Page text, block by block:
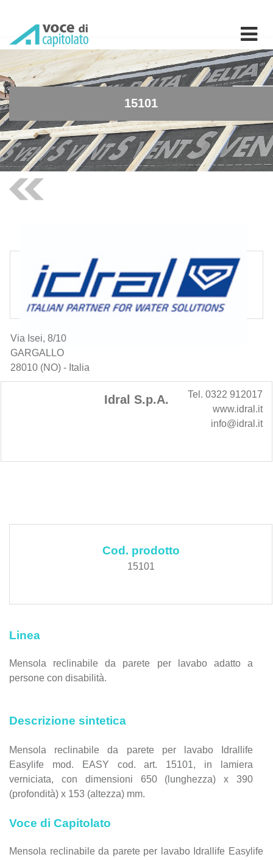
15101
Idral S.p.A.
Via Isei, 8/10
GARGALLO
28010 (NO) - Italia
Tel. 0322 912017
www.idral.it
info@idral.it
Cod. prodotto
15101
Linea
Mensola reclinabile da parete per lavabo adatto a
persone con disabilità.
Descrizione sintetica
Mensola reclinabile da parete per lavabo Idrallife
Easylife mod. EASY cod. art. 15101, in lamiera
verniciata, con dimensioni 650 (lunghezza) x 390
(profondità) x 153 (altezza) mm.
Voce di Capitolato
Mensola reclinabile da parete per lavabo Idrallife Easylife